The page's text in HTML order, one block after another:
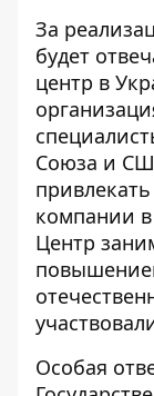
За
будет
центр в
Союза и
компании в
Центр
Особая